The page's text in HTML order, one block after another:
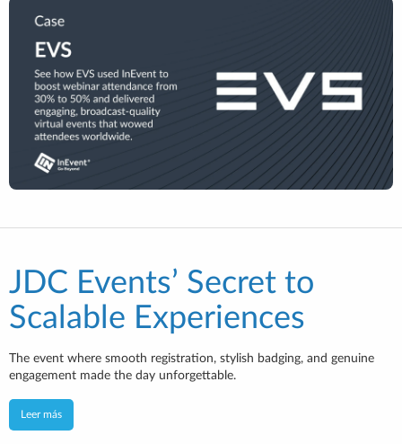
JDC Events’ Secret to
Scalable Experiences
The event where smooth registration, stylish badging, and genuine
engagement made the day unforgettable.
Leer más